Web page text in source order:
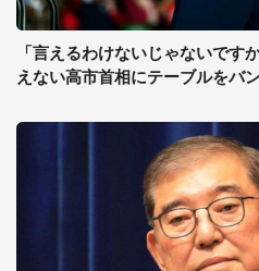
「言えるわけないじゃないです
えない高市首相にテーブルをバ